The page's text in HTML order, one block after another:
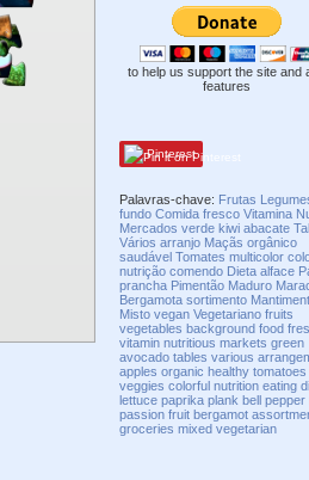
to help us support the site and
features
Pinterest
Palavras-chave: Frutas
fundo Comida fresco Vitamina
Mercados verde kiwi abacate
Vários arranjo Maçãs orgânico
saudável Tomates multicolor
nutrição comendo Dieta alface
prancha Pimentão Maduro
Bergamota sortimento
Misto vegan Vegetariano fruits
vegetables background food
vitamin nutritious markets green
avocado tables various
apples organic healthy tomatoes
veggies colorful nutrition eating
lettuce paprika plank bell pepper
passion fruit bergamot
groceries mixed vegetarian